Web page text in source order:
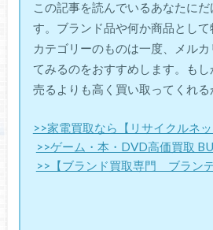
この記事を読んでいるあなたに
す。ブランド品や何か商品とし
カテゴリーのものは一度、メル
てみるのをおすすめします。も
売るよりも高く買い取ってくれる
>>家電買取なら【リサイクルネッ
>>ゲーム・本・DVD高価買取
>>【ブランド買取専門 ブランデ